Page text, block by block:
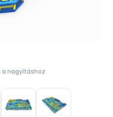
nagyításhoz